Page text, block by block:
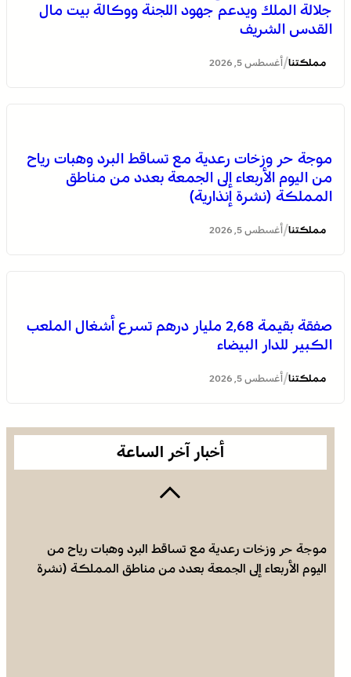
جلالة الملك ويدعم جهود اللجنة ووكالة بيت مال
القدس الشريف
مملكتنا/ أغسطس 5, 2026
موجة حر وزخات رعدية مع تساقط البرد وهبات رياح
من اليوم الأربعاء إلى الجمعة بعدد من مناطق
المملكة (نشرة إنذارية)
مملكتنا/ أغسطس 5, 2026
صفقة بقيمة 2,68 مليار درهم تسرع أشغال الملعب
الكبير للدار البيضاء
مملكتنا/ أغسطس 5, 2026
أخبار آخر الساعة
العامة للأمن الوطني، يحصل على شهادة الاعتماد والمطابقة
والجودة بالمعيار الدولي “ISO/CEI 17025”
عمان .. الاجتماع الوزاري لدعم القدس وأماكنها المقدسة
ويدعم جهود اللجنة ووكالة بيت مال القدس الشريف
موجة حر وزخات رعدية مع تساقط البرد وهبات رياح من
اليوم الأربعاء إلى الجمعة بعدد من مناطق المملكة (نشرة